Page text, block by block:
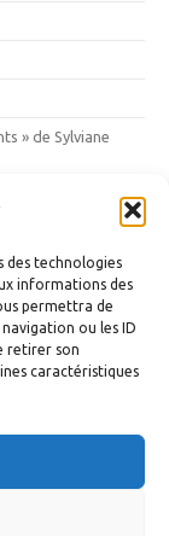
des technologies
informations des
permettra de
ou les ID
retirer son
caractéristiques
» de Sylviane
Médiathèque du